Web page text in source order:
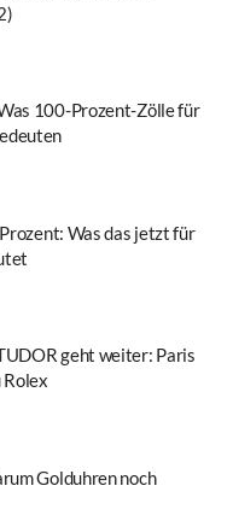
100-Prozent-Zölle für
Was das jetzt für
geht weiter: Paris
Golduhren noch